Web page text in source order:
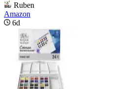
Ruben
Amazon
6d